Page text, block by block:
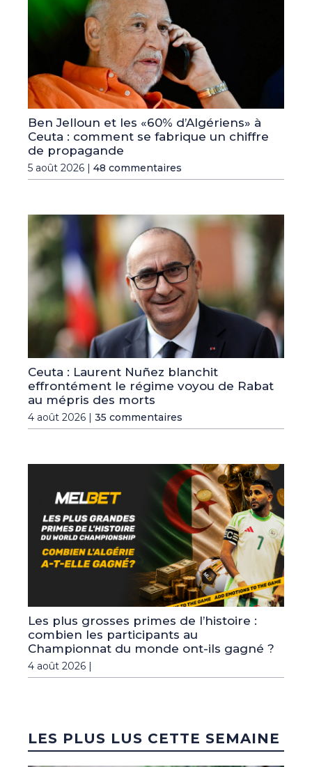
Ben Jelloun et les «60% d’Algériens» à
Ceuta : comment se fabrique un chiffre
de propagande
5 août 2026 | 48 commentaires
Ceuta : Laurent Nuñez blanchit
effrontément le régime voyou de Rabat
au mépris des morts
4 août 2026 | 35 commentaires
Les plus grosses primes de l’histoire :
combien les participants au
Championnat du monde ont-ils gagné ?
4 août 2026 |
LES PLUS LUS CETTE SEMAINE